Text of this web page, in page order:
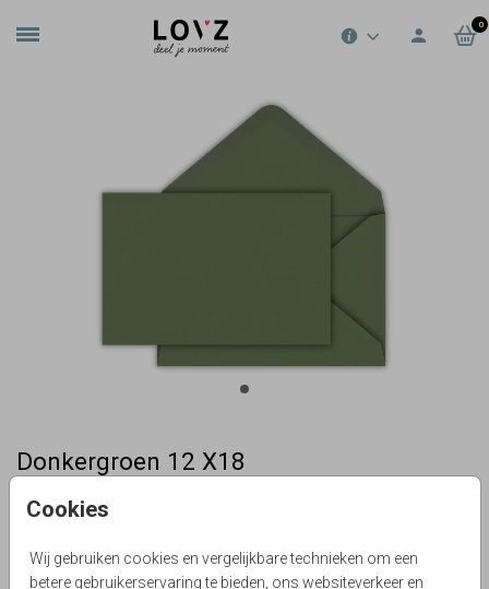
0
Cookies
Wij gebruiken cookies en vergelijkbare technieken om een
betere gebruikerservaring te bieden, ons websiteverkeer en
Donkergroen 12 X18
Aantal